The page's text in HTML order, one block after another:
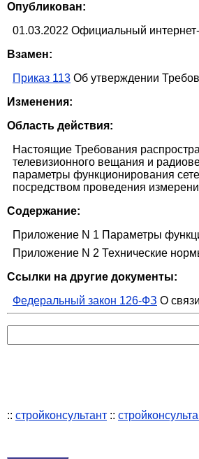
Опубликован:
01.03.2022 Официальный
Взамен:
Приказ 113 Об утверждении
Изменения:
Область действия:
Настоящие Требования
телевизионного вещания и
параметры функционирования
посредством проведения
Содержание:
Приложение N 1 Параметры
Приложение N 2 Технические
Ссылки на другие документы:
Федеральный закон 126-ФЗ О связи
:: стройконсультант ::